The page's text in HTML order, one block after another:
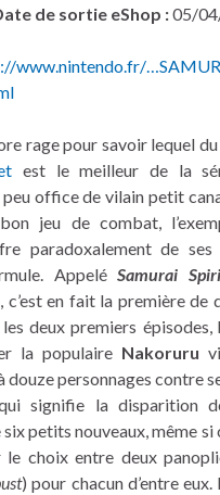
de sortie eShop :05/
www.nintendo.fr/
rage pour savoir lequel
est le meilleur de la
office de vilain petit
jeu de combat,
paradoxalement de
Appelé Samurai
c’est en fait la première de
deux premiers épisodes,
la populaire Nakoruru
douze personnages contre
signifie la disparition
petits nouveaux, même si
le choix entre deux
) pour chacun d’entre